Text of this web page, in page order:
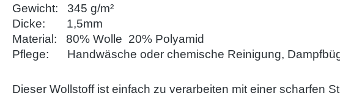
Gewicht: 345 g/m²
Dicke: 1,5mm
Material: 80% Wolle 20% Polyamid
Pflege: Handwäsche oder chemische Reinigung,
Dieser Wollstoff ist einfach zu verarbeiten mit einer scharfen